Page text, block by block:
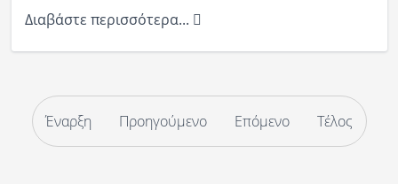
Διαβάστε περισσότερα...
Έναρξη Προηγούμενο Επόμενο Τέλος